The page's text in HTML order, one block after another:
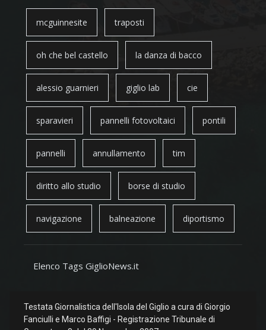
mcguinnesite traposti
oh che bel castello la danza di bacco
alessio guarnieri giglio lab cie
sparavieri pannelli fotovoltaici pontili
pannelli annullamento tim
diritto allo studio borse di studio
navigazione balneazione diportismo
Elenco Tags GiglioNews.it
Testata Giornalistica dell'Isola del Giglio a cura di Giorgio
Fanciulli e Marco Baffigi - Registrazione Tribunale di